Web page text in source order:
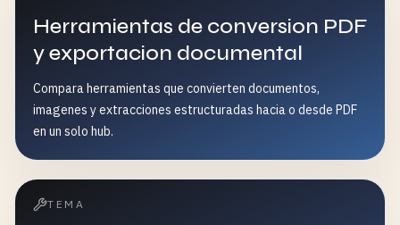
Herramientas de conversion PDF
y exportacion documental
Compara herramientas que convierten documentos,
imagenes y extracciones estructuradas hacia o desde PDF
en un solo hub.
TEMA